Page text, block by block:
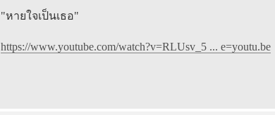
"หายใจเป็นเธอ"
https://www.youtube.com/watch?v=RLUsv_5 ... e=youtu.be